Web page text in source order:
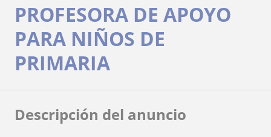
PROFESORA DE APOYO
PARA NIÑOS DE
PRIMARIA
Descripción del anuncio